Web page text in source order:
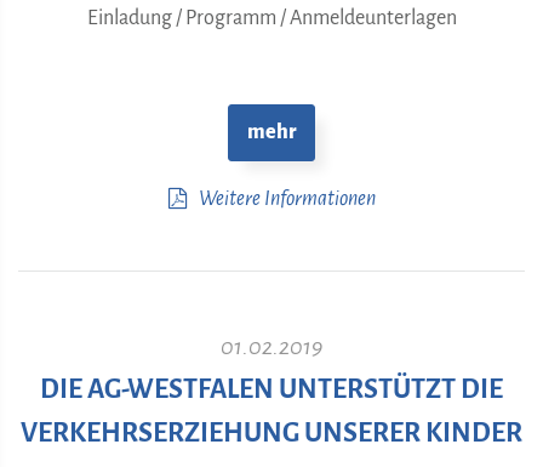
Einladung / Programm / Anmeldeunterlagen
mehr
Weitere Informationen
01.02.2019
DIE AG-WESTFALEN UNTERSTÜTZT DIE
VERKEHRSERZIEHUNG UNSERER KINDER